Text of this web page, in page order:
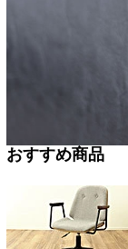
おすすめ商品